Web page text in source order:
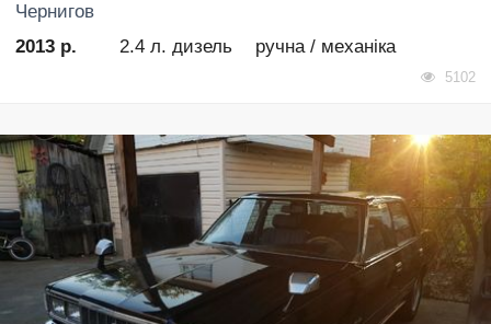
Чернигов
2013 р.
2.4 л. дизель ручна / механіка
5102